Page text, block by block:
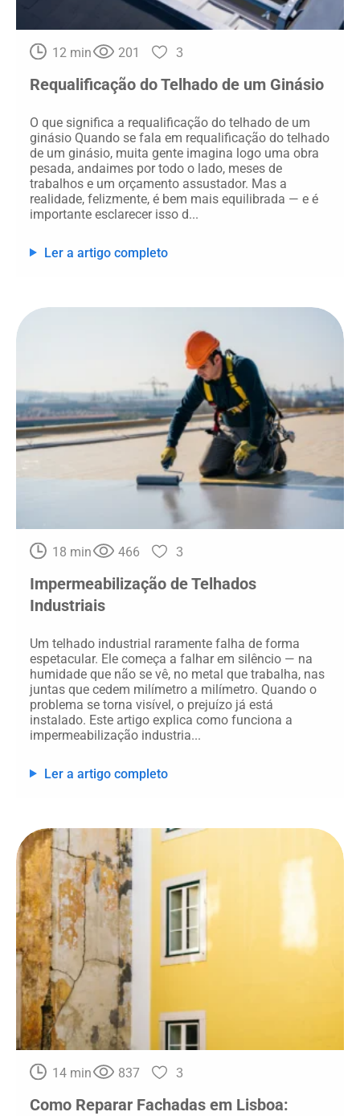
12 min 201 3
Requalificação do Telhado de um Ginásio
O que significa a requalificação do telhado de um
ginásio Quando se fala em requalificação do telhado
de um ginásio, muita gente imagina logo uma obra
pesada, andaimes por todo o lado, meses de
trabalhos e um orçamento assustador. Mas a
realidade, felizmente, é bem mais equilibrada — e é
importante esclarecer isso d...
Ler a artigo completo
18 min 466 3
Impermeabilização de Telhados
Industriais​
Um telhado industrial raramente falha de forma
espetacular. Ele começa a falhar em silêncio — na
humidade que não se vê, no metal que trabalha, nas
juntas que cedem milímetro a milímetro. Quando o
problema se torna visível, o prejuízo já está
instalado. Este artigo explica como funciona a
impermeabilização industria...
Ler a artigo completo
14 min 837 3
Como Reparar Fachadas em Lisboa: